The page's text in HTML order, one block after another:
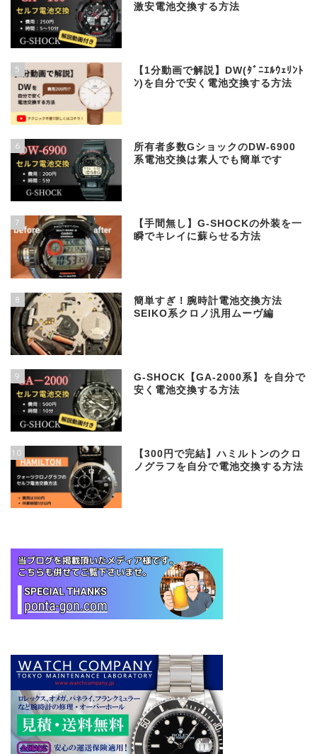
激安電池交換する方法
5
【1分動画で解説】DW(ﾀﾞﾆｴﾙｳｪﾘﾝﾄ
ﾝ)を自分で安く電池交換する方法
6
所有者多数GショックのDW-6900
系電池交換は素人でも簡単です
7
【手間無し】G-SHOCKの外装を一
瞬でキレイに蘇らせる方法
8
簡単すぎ！腕時計電池交換方法
SEIKO系クロノ汎用ムーヴ編
9
G-SHOCK【GA-2000系】を自分で
安く電池交換する方法
10
【300円で完結】ハミルトンのクロ
ノグラフを自分で電池交換する方法